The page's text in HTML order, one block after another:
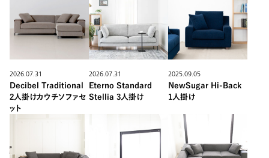
2026.07.31
Decibel Traditional
2人掛けカウチソファセ
ット
2026.07.31
Eterno Standard
Stellia 3人掛け
2025.09.05
NewSugar Hi-Back
1人掛け